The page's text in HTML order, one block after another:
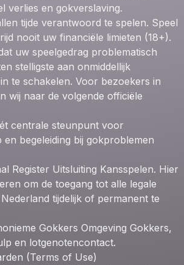
verlies en gokverslaving.
tijde verantwoord te spelen. Speel
nooit uw financiële limieten (18+).
uw speelgedrag problematisch
stelligste aan onmiddellijk
te schakelen. Voor bezoekers in
wij naar de volgende officiële
centrale steunpunt voor
begeleiding bij gokproblemen
Register Uitsluiting Kansspelen. Hier
om de toegang tot alle legale
tijdelijk of permanent te
Gokkers Omgeving Gokkers,
en lotgenotencontact.
(Terms of Use)